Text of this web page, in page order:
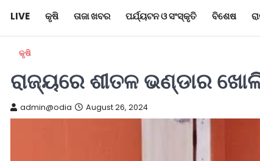
LIVE କୃଷି ତାଜା ଖବର ପର୍ଯ୍ୟଟନ ଓ ସଂସ୍କୃତି ବିଶେଷ
କୃଷି
ରାଜ୍ୟରେ ଶୀତଳ ଭଣ୍ଡାର
admin@odia August 26, 2024